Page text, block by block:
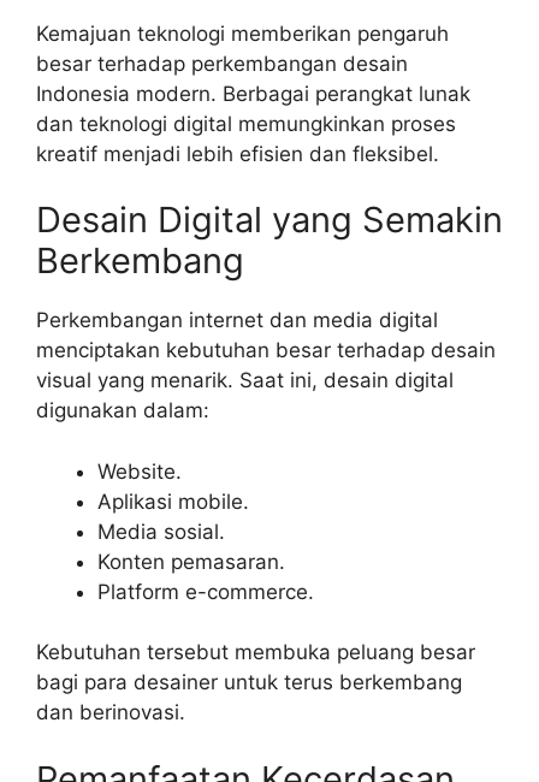
Kemajuan teknologi memberikan pengaruh
besar terhadap perkembangan desain
Indonesia modern. Berbagai perangkat lunak
dan teknologi digital memungkinkan proses
kreatif menjadi lebih efisien dan fleksibel.
Desain Digital yang Semakin
Berkembang
Perkembangan internet dan media digital
menciptakan kebutuhan besar terhadap desain
visual yang menarik. Saat ini, desain digital
digunakan dalam:
Website.
Aplikasi mobile.
Media sosial.
Konten pemasaran.
Platform e-commerce.
Kebutuhan tersebut membuka peluang besar
bagi para desainer untuk terus berkembang
dan berinovasi.